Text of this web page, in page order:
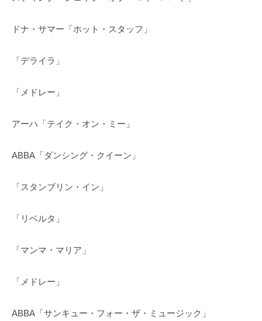
ドナ・サマー「ホット・スタッフ」
「デライラ」
「メドレー」
アーハ「テイク・オン・ミー」
ABBA「ダンシング・クイーン」
「スタンブリン・イン」
「リベルタ」
「マンマ・マリア」
「メドレー」
ABBA「サンキュー・フォー・ザ・ミュージック」